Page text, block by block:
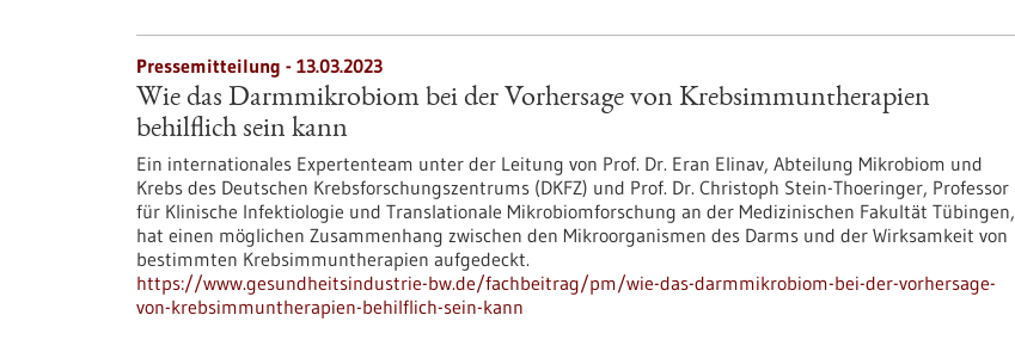
Pressemitteilung - 13.03.2023
Wie das Darmmikrobiom bei der Vorhersage von Krebsimmuntherapien
behilflich sein kann
Ein internationales Expertenteam unter der Leitung von Prof. Dr. Eran Elinav, Abteilung Mikrobiom und
Krebs des Deutschen Krebsforschungszentrums (DKFZ) und Prof. Dr. Christoph Stein-Thoeringer, Professor
für Klinische Infektiologie und Translationale Mikrobiomforschung an der Medizinischen Fakultät Tübingen,
hat einen möglichen Zusammenhang zwischen den Mikroorganismen des Darms und der Wirksamkeit von
bestimmten Krebsimmuntherapien aufgedeckt.
https://www.gesundheitsindustrie-bw.de/fachbeitrag/pm/wie-das-darmmikrobiom-bei-der-vorhersage-
von-krebsimmuntherapien-behilflich-sein-kann